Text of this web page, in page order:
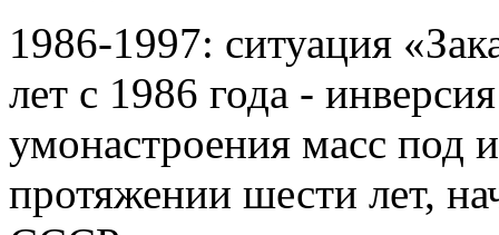
1986-1997: ситуация
лет с 1986 года -
умонастроения масс под
протяжении шести лет,